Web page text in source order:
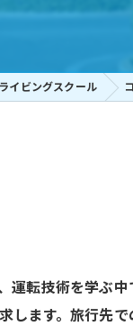
イビングスクール
運転技術を学ぶ
します。旅行先